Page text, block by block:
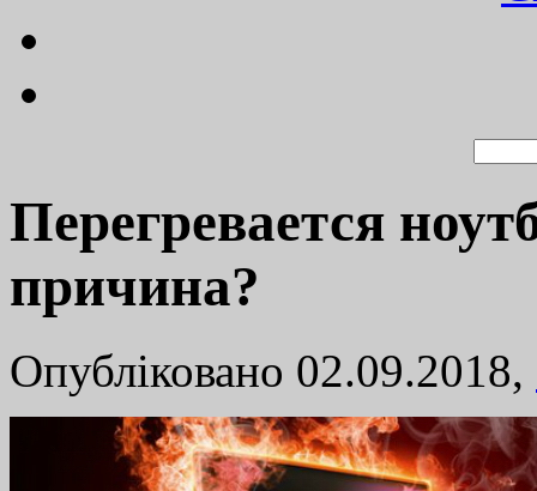
Перегревается
причина?
Опубліковано 02.09.2018,